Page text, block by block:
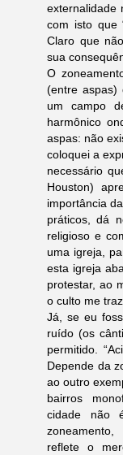
externalidade
com isto que
Claro que
sua
O
(entre aspas)
um campo
harmônico
aspas: não
coloquei a
necessário
Houston)
importância
práticos, dá
religioso e
uma igreja,
esta igreja
protestar, ao
o culto me
Já, se eu
ruído (os
permitido.
Depende da
ao outro
bairros
cidade não
reflete o